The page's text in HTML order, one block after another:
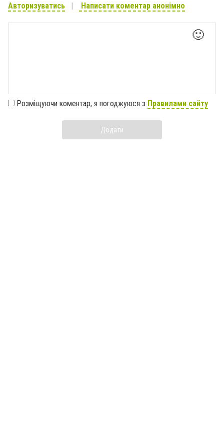
Авторизуватись Написати коментар анонімно
🙂
Розміщуючи коментар, я погоджуюся з Правилами сайту
Додати